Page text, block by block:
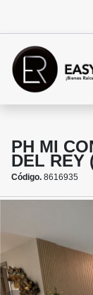
PH MI
DEL REY
Código. 8616935